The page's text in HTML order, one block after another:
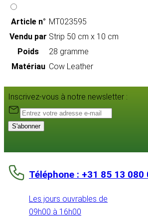
Article n° MT023595
Vendu par Strip 50 cm x 10 cm
Poids
28 gramme
Matériau Cow Leather
Inscrivez-vous à notre newsletter :
S'abonner
Téléphone : +31 85 13 080
Les jours ouvrables de
09h00 à 16h00